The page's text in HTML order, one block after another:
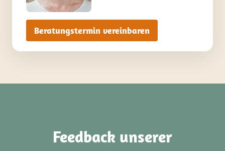
Beratungstermin vereinbaren
Feedback unserer